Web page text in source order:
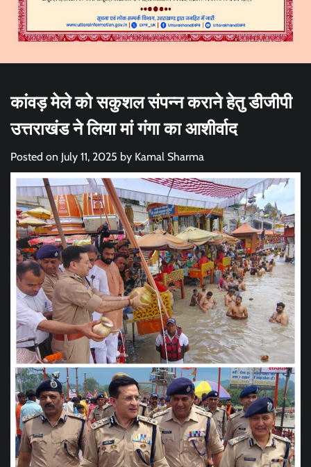
कांवड़ मेले को सकुशल संपन्न कराने हेतु डीजीपी
उत्तराखंड ने लिया मां गंगा का आशीर्वाद
Posted on July 11, 2025 by Kamal Sharma